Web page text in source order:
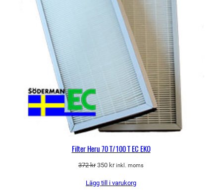
Filter Heru 70 T/100 T EC EKO
372kr Det
priset
350 krDet
priset
inkl. moms
Lägg till i varukorg